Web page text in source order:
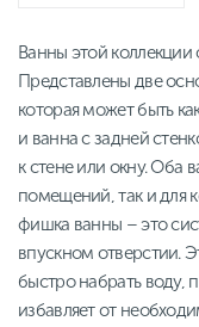
Ванны этой коллекции
Представлены две
которая может быть
и ванна с задней
к стене или окну. Оба
помещений, так и для
фишка ванны – это
впускном отверстии.
быстро набрать воду,
избавляет от